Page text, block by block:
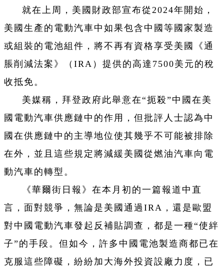
就在上周，美國財政部宣布從2024年開始，
美國生產的電動汽車中如果包含中國等國家製造
或組裝的電池組件，將不再有資格享受美國《通
脹削減法案》（IRA）提供的高達7500美元的稅
收抵免。
美媒稱，拜登政府此舉意在“扼殺”中國在美
國電動汽車供應鏈中的作用，但批評人士認為中
國在供應鏈中的主導地位使其幾乎不可能被排除
在外，並且這些規定將減緩美國從燃油汽車向電
動汽車的轉型。
《華爾街日報》在本月初的一篇報道中直
言，面對競爭，無論是美國通過IRA，還是歐盟
對中國電動汽車發起反補貼調查，都是一種“使絆
子”的手段。但如今，許多中國電池製造商都已在
克服這些障礙，紛紛加大海外投資設廠力度，已